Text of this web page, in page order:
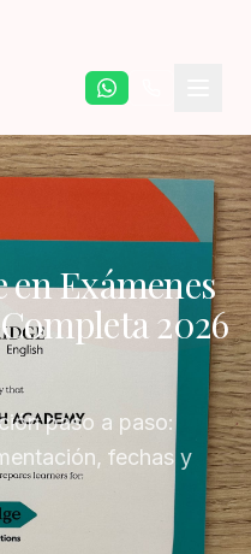
Exámenes
2026
paso a paso:
fechas y